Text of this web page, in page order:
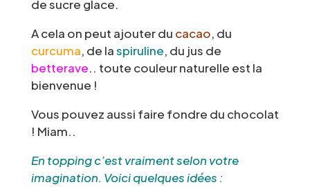
de sucre glace.
A cela on peut ajouter du cacao, du
curcuma, de laspiruline, du jus de
betterave.. toute couleur naturelle est la
bienvenue !
Vous pouvez aussi faire fondre du chocolat
! Miam..
En topping c’est vraiment selon votre
imagination. Voici quelques idées :